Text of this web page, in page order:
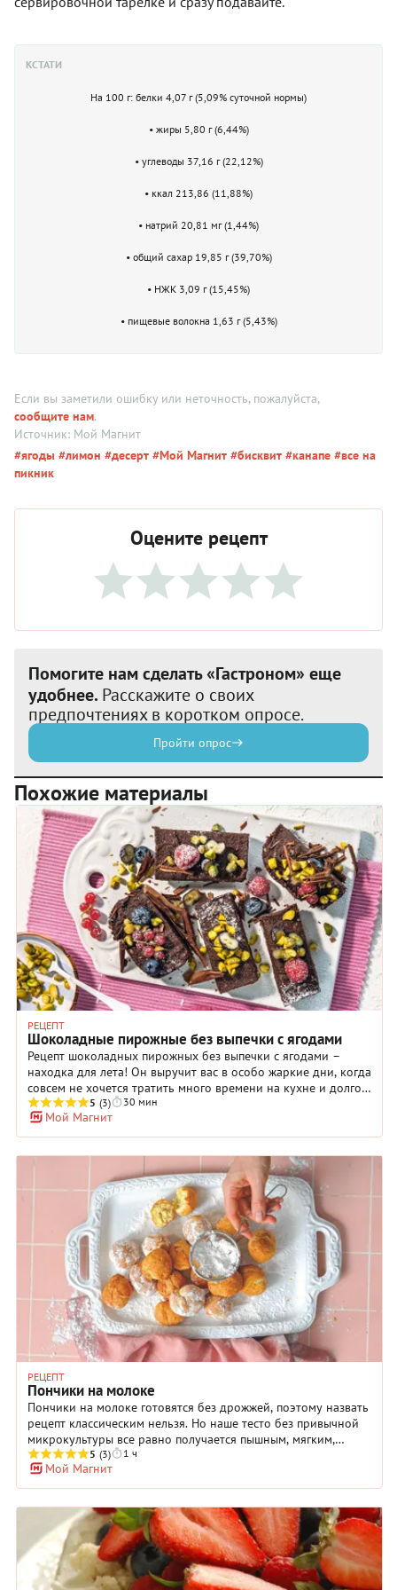
КСТАТИ
На 100 г: белки 4,07 г (5,09% суточной нормы)
• жиры 5,80 г (6,44%)
• углеводы 37,16 г (22,12%)
• ккал 213,86 (11,88%)
• натрий 20,81 мг (1,44%)
• общий сахар 19,85 г (39,70%)
• НЖК 3,09 г (15,45%)
• пищевые волокна 1,63 г (5,43%)
Если вы заметили ошибку или неточность, пожалуйста,
сообщите нам.
Источник: Мой Магнит
#ягоды #лимон #десерт #Мой Магнит #бисквит #канапе #все на
пикник
Оцените рецепт
Помогите нам сделать «Гастроном» еще
удобнее. Расскажите о своих
предпочтениях в коротком опросе.
Пройти опрос
Похожие материалы
РЕЦЕПТ
Шоколадные пирожные без выпечки с ягодами
Рецепт шоколадных пирожных без выпечки с ягодами –
находка для лета! Он выручит вас в особо жаркие дни, когда
совсем не хочется тратить много времени на кухне и долго
стоять у раскаленной плиты. Особенно актуален он будет
для тех, у кого нет духовки. В основе пирожных – все самое
полезное и вкусное: измельченные финики, кешью и какао.
Украшать десерт мы будем растопленным шоколадом.
Выбирайте любимый: темный, молочный или белый, а быть
может у вас в шкафчике есть плитка из розовых какао-бобов
или зеленого с матча? Ягоды подбирайте по сезону, но мы
советуем остановить выбор на малине или красной
смородине. В них присутствует небольшая кислинка,
которая хорошо оттенит сладкую насыщенность вкуса.
Остается только посыпать пирожные рубленными
фисташками и угощать гостей.
5 (3) 30 мин
Мой Магнит
РЕЦЕПТ
Пончики на молоке
Пончики на молоке готовятся без дрожжей, поэтому назвать
рецепт классическим нельзя. Но наше тесто без привычной
микрокультуры все равно получается пышным, мягким,
пористым, воздушным. Хороши золотистые пончики тем, что
приготовить огромную миску для большой компании за
короткий срок не составит труда. Формат пышки без
дырочки также упрощает процесс: скатали руками шарики
размером с грецкий орех и отправили в сотейник с
разогретым маслом. Кстати, любопытный факт, связанный с
формой и ее названием, которое выпечка получила от
польского слова pączek – бутон, почка. Внешнее сходство
между жаренными во фритюре пирожками без начинки и
5 (3) 1 ч
Мой Магнит